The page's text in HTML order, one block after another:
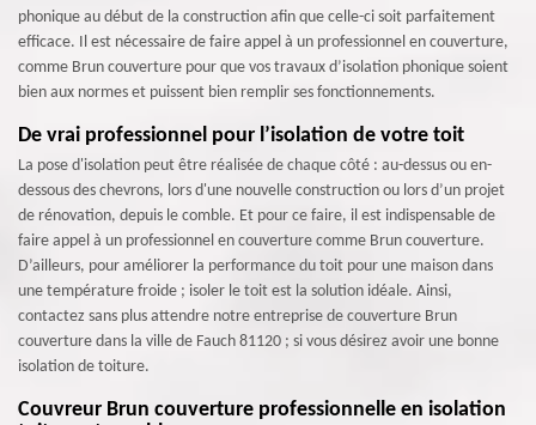
phonique au début de la construction afin que celle-ci soit parfaitement
efficace. Il est nécessaire de faire appel à un professionnel en couverture,
comme Brun couverture pour que vos travaux d’isolation phonique soient
bien aux normes et puissent bien remplir ses fonctionnements.
De vrai professionnel pour l’isolation de votre toit
La pose d'isolation peut être réalisée de chaque côté : au-dessus ou en-
dessous des chevrons, lors d'une nouvelle construction ou lors d’un projet
de rénovation, depuis le comble. Et pour ce faire, il est indispensable de
faire appel à un professionnel en couverture comme Brun couverture.
D’ailleurs, pour améliorer la performance du toit pour une maison dans
une température froide ; isoler le toit est la solution idéale. Ainsi,
contactez sans plus attendre notre entreprise de couverture Brun
couverture dans la ville de Fauch 81120 ; si vous désirez avoir une bonne
isolation de toiture.
Couvreur Brun couverture professionnelle en isolation